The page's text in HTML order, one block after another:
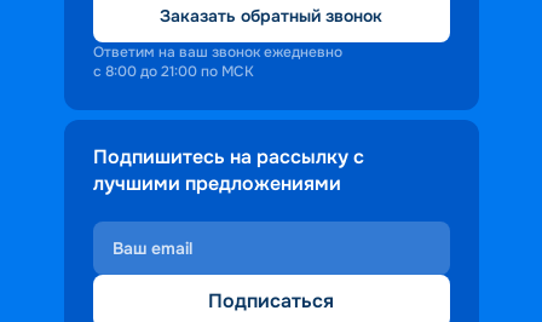
Заказать обратный звонок
Ответим на ваш звонок ежедневно
с 8:00 до 21:00 по МСК
Подпишитесь на рассылку с
лучшими предложениями
Подписаться